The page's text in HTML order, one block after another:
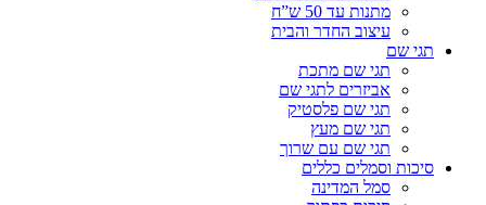
מתנות עד 50 ש”ח
עיצוב החדר והבית
תגי שם
תגי שם מתכת
אביזרים לתגי שם
תגי שם פלסטיק
תגי שם מעץ
תגי שם עם שרוך
סיכות וסמלים כללים
סמל המדינה